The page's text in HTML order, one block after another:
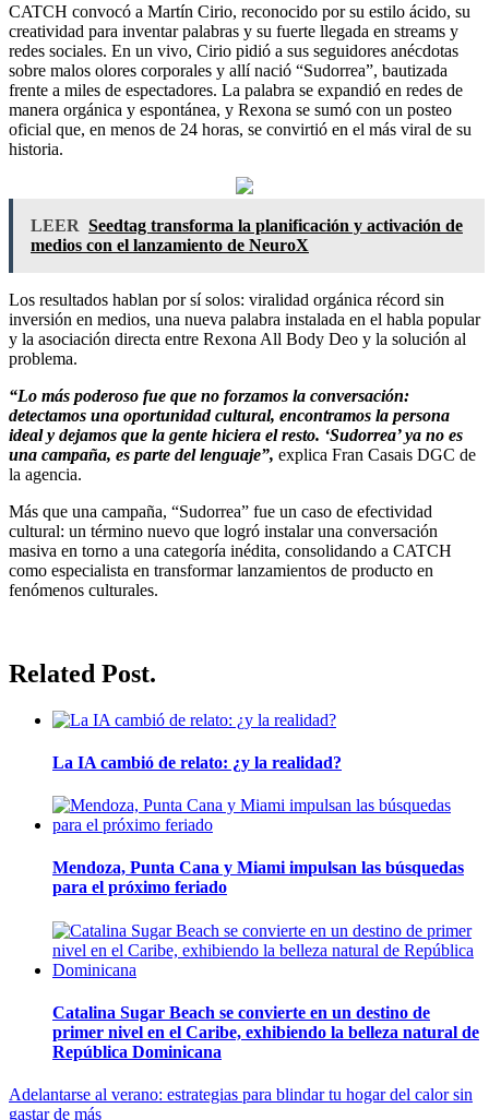
CATCH convocó a Martín Cirio, reconocido por su estilo ácido, su
creatividad para inventar palabras y su fuerte llegada en streams y
redes sociales. En un vivo, Cirio pidió a sus seguidores anécdotas
sobre malos olores corporales y allí nació “Sudorrea”, bautizada
frente a miles de espectadores. La palabra se expandió en redes de
manera orgánica y espontánea, y Rexona se sumó con un posteo
oficial que, en menos de 24 horas, se convirtió en el más viral de su
historia.
LEER Seedtag transforma la planificación y activación de
medios con el lanzamiento de NeuroX
Los resultados hablan por sí solos: viralidad orgánica récord sin
inversión en medios, una nueva palabra instalada en el habla popular
y la asociación directa entre Rexona All Body Deo y la solución al
problema.
“Lo más poderoso fue que no forzamos la conversación:
detectamos una oportunidad cultural, encontramos la persona
ideal y dejamos que la gente hiciera el resto. ‘Sudorrea’ ya no es
una campaña, es parte del lenguaje”, explica Fran Casais DGC de
la agencia.
Más que una campaña, “Sudorrea” fue un caso de efectividad
cultural: un término nuevo que logró instalar una conversación
masiva en torno a una categoría inédita, consolidando a CATCH
como especialista en transformar lanzamientos de producto en
fenómenos culturales.
Related Post.
La IA cambió de relato: ¿y la realidad?
Mendoza, Punta Cana y Miami impulsan las búsquedas
para el próximo feriado
Catalina Sugar Beach se convierte en un destino de
primer nivel en el Caribe, exhibiendo la belleza natural de
República Dominicana
Navegación
Adelantarse al verano: estrategias para blindar tu hogar del calor sin
gastar de más